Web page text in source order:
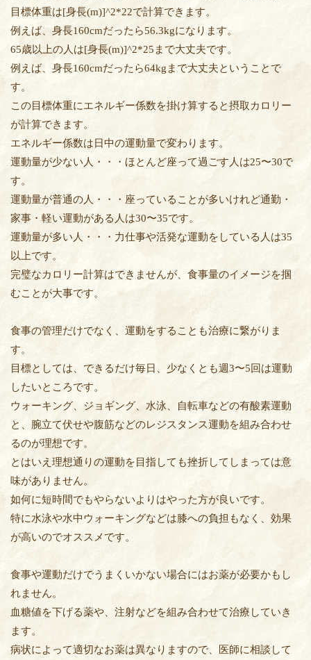
目標体重は[身長(m)]^2*22で計算できます。
例えば、身長160cmだったら56.3kgになります。
65歳以上の人は[身長(m)]^2*25まで大丈夫です。
例えば、身長160cmだったら64kgまで大丈夫ということで
す。
この目標体重にエネルギー係数を掛け算すると摂取カロリー
が計算できます。
エネルギー係数は日中の運動量で変わります。
運動量が少ない人・・・ほとんど座って過ごす人は25〜30で
す。
運動量が普通の人・・・座っていることが多いけれど通勤・
家事・軽い運動がある人は30〜35です。
運動量が多い人・・・力仕事や活発な運動をしている人は35
以上です。
完璧なカロリー計算はできませんが、食事量のイメージを掴
むことが大事です。
食事の管理だけでなく、運動をすることも治療に繋がりま
す。
目標としては、できるだけ毎日、少なくとも週3〜5回は運動
したいところです。
ウォーキング、ジョギング、水泳、自転車などの有酸素運動
と、腕立て伏せや腹筋などのレジスタンス運動を組み合わせ
るのが理想です。
とはいえ理想通りの運動を目指しても挫折してしまっては意
味がありません。
如何に短時間でもやらないよりはやった方が良いです。
特に水泳や水中ウォーキングなどは膝への負担もなく、効果
が高いのでオススメです。
食事や運動だけでうまくいかない場合にはお薬が必要かもし
れません。
血糖値を下げる薬や、注射などを組み合わせて治療していき
ます。
病状によって適切なお薬は異なりますので、医師に相談して